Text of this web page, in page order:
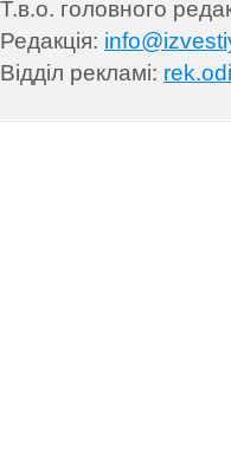
Т.в.о. головного
Редакція:
Відділ рекламі: